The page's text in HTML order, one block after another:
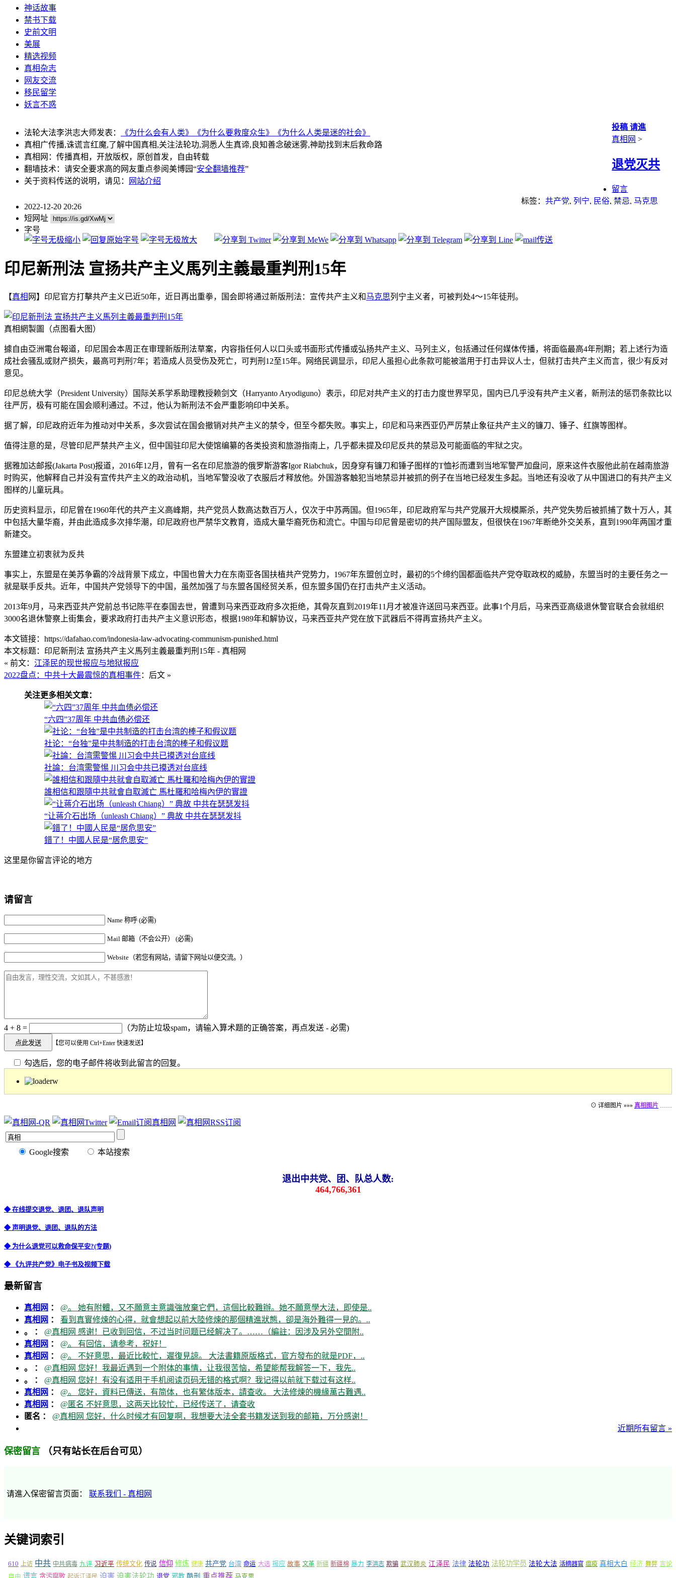
神话故事
禁书下载
史前文明
美展
精选视频
真相杂志
网友交流
移民留学
妖言不惑
法轮大法李洪志大师发表： 《为什么会有人类》 《为什么要救度众生》
《为什么人类是迷的社会》
真相广传播,诛谎言红魔,了解中国真相,关注法轮功,洞悉人生真谛,良知善念破迷雾,神助找到末后救命路
真相网：传播真相，开放版权，原创首发，自由转载
翻墙技术：请安全要求高的网友重点参阅美博园“安全翻墙推荐”
关于资料传送的说明，请见：
网站介绍
投稿 请進
真相网 >
退党灭共
留言
标签： 共产党, 列宁, 民俗, 禁忌, 马克思
2022-12-20 20:26
短网址
字号
印尼新刑法 宣扬共产主义馬列主義最重判刑15年
【真相 网】印尼官方打擊共产主义已近50年，近日再出重拳，国会即将通过新版刑法：宣传共产主义和马克思列宁主义者，可被判处4～15年徒刑。
真相網製圖（点图看大图）
據自由亞洲電台報道，印尼国会本周正在审理新版刑法草案，内容指任何人以口头或书面形式传播或弘扬共产主义、马列主义，包括通过任何媒体传播，将面临最高4年刑期；若上述行为造
成社会骚乱或财产损失，最高可判刑7年；若造成人员受伤及死亡，可判刑12至15年。网络民调显示，印尼人虽担心此条款可能被滥用于打击异议人士，但就打击共产主义而言，很少有反对
意见。
印尼总统大学（President University）国际关系学系助理教授赖剑文（Harryanto Aryodiguno）表示，印尼对共产主义的打击力度世界罕见，国内已几乎没有共产主义者，新刑法的惩罚条款比以
往严厉，极有可能在国会顺利通过。不过，他认为新刑法不会严重影响印中关系。
据了解，印尼政府近年为推动对中关系，多次尝试在国会撤销对共产主义的禁令，但至今都失败。事实上，印尼和马来西亚仍严厉禁止象征共产主义的镰刀、锤子、红旗等图样。
值得注意的是，尽管印尼严禁共产主义，但中国驻印尼大使馆编纂的各类投资和旅游指南上，几乎都未提及印尼反共的禁忌及可能面临的牢狱之灾。
据雅加达邮报(Jakarta Post)报道，2016年12月，曾有一名在印尼旅游的俄罗斯游客Igor Riabchuk，因身穿有镰刀和锤子图样的T恤衫而遭到当地军警严加盘问，原来这件衣服他此前在越南旅游
时购买，他解释自己并没有宣传共产主义的政治动机，当地军警没收了衣服后才释放他。外国游客触犯当地禁忌并被抓的例子在当地已经发生多起。当地还有没收了从中国进口的有共产主义
图样的儿童玩具。
历史资料显示，印尼曾在1960年代的共产主义高峰期，共产党员人数高达数百万人，仅次于中苏两国。但1965年，印尼政府军与共产党展开大规模厮杀，共产党失势后被抓捕了数十万人，其
中包括大量华裔，并由此造成多次排华潮，印尼政府也严禁华文教育，造成大量华裔死伤和流亡。中国与印尼曾是密切的共产国际盟友，但很快在1967年断绝外交关系，直到1990年两国才重
新建交。
东盟建立初衷就为反共
事实上，东盟是在美苏争霸的冷战背景下成立，中国也曾大力在东南亚各国扶植共产党势力，1967年东盟创立时，最初的5个缔约国都面临共产党夺取政权的威胁，东盟当时的主要任务之一
就是联手反共。近年，中国共产党领导下的中国，虽然加强了与东盟各国经贸关系，但东盟多国仍在打击共产主义活动。
2013年9月，马来西亚共产党前总书记陈平在泰国去世，曾遭到马来西亚政府多次拒绝，其骨灰直到2019年11月才被准许送回马来西亚。此事1个月后，马来西亚高级退休警官联合会就组织
3000名退休警察上街集会，要求政府打击共产主义意识形态，根据1989年和解协议，马来西亚共产党在放下武器后不得再宣扬共产主义。
本文链接：https://dafahao.com/indonesia-law-advocating-communism-punished.html
本文标题：印尼新刑法 宣扬共产主义馬列主義最重判刑15年 - 真相网
« 前文： 江泽民的现世报应与地狱报应
2022盘点：中共十大最震惊的真相事件：后文 »
关注更多相关文章：
“六四”37周年 中共血债必偿还
社论：“台独”是中共制造的打击台湾的棒子和假议题
社論：台湾需警惕 川习会中共已摸透对台底线
誰相信和跟隨中共就會自取滅亡 馬杜羅和哈梅內伊的實證
“让蒋介石出场（unleash Chiang）” 典故 中共在瑟瑟发抖
錯了！中國人民是“居危思安”
这里是你留言评论的地方
请留言
Name 称呼 (必需)
Mail 邮箱（不会公开） (必需)
Website（若您有网站，请留下网址以便交流。）
4 + 8 = （为防止垃圾spam，请输入算术题的正确答案，再点发送 - 必需)
【您可以使用 Ctrl+Enter 快速发送】
勾选后，您的电子邮件将收到此留言的回复。
⊙ 详细图片 »»» 真相图片 ……
Google搜索 本站搜索
退出中共党、团、队总人数:
464,766,361
◆ 在线提交退党、退团、退队声明
◆ 声明退党、退团、退队的方法
◆ 为什么退党可以救命保平安?(专题)
◆ 《九评共产党》电子书及视频下载
最新留言
真相网 ： @。 她有附體，又不願意主意識強放棄它們，這個比較難辦。她不願意學大法，即使是..
真相网 ： 看到真實修煉的心得，就會想起以前大陸修煉的那個精進狀態，卻是海外難得一見的。..
。 ： @真相网 感谢！已收到回信，不过当时问题已经解决了。……（編註：因涉及另外空間附..
真相网 ： @。 有回信，请参考，祝好！
真相网 ： @。 不好意思，最近比較忙，遲復見諒。 大法書籍原版格式，官方發布的就是PDF，..
。 ： @真相网 您好！我最近遇到一个附体的事情，让我很苦恼，希望能帮我解答一下，我先..
。 ： @真相网 您好！有没有适用于手机阅读页码无错的格式啊？我记得以前就下载过有这样..
真相网 ： @。 您好，資料已傳送，有简体，也有繁体版本，請查收。 大法修煉的機緣萬古難遇..
真相网 ： @匿名 不好意思，这两天比较忙，已经传送了，请查收
匿名 ： @真相网 您好，什么时候才有回复啊，我想要大法全套书籍发送到我的邮箱，万分感谢！
近期所有留言 »
保密留言 （只有站长在后台可见）
请進入保密留言页面： 联系我们 - 真相网
关键词索引
610 上访 中共 中共病毒 九评 习近平 传统文化 传说 信仰 修炼 健康 共产党 台湾 命运 大选 报应 故事 文革 新疆 新疆棉 暴力 李洪志 欺骗 武汉肺炎 江泽民 法律 法轮功 法轮功学员 法轮大法 活摘器官 瘟疫 真相大白 经济 舞弊 言论
自由 谎言 贪污腐败 起诉江泽民 迫害 迫害法轮功 退党 邪教 酷刑 重点推荐 马克思